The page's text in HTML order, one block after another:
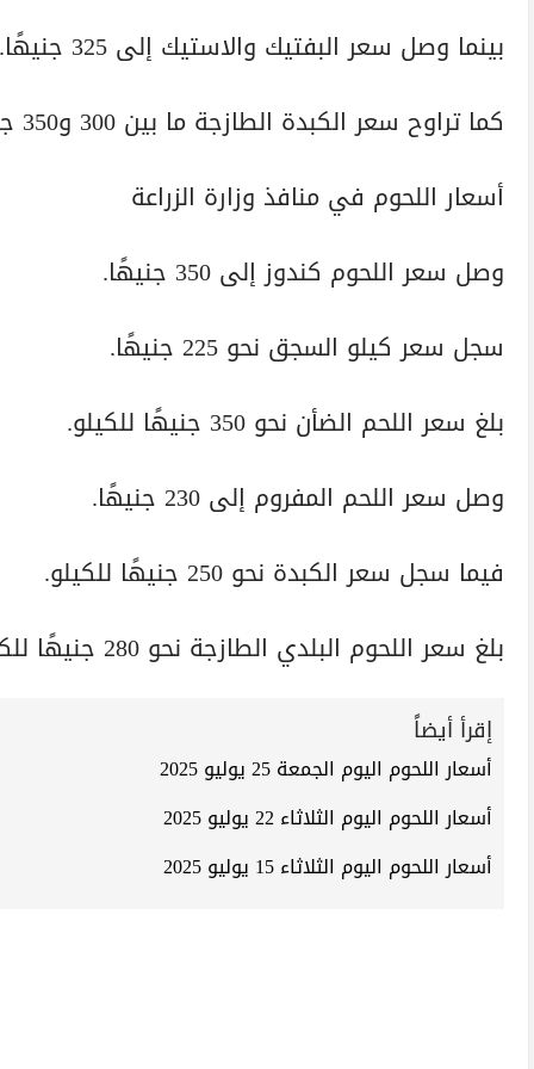
بينما وصل سعر البفتيك والاستيك إلى 325 جنيهًا.
كما تراوح سعر الكبدة الطازجة ما بين 300 و350 جنيهًا للكيلو.
أسعار اللحوم في منافذ وزارة الزراعة
وصل سعر اللحوم كندوز إلى 350 جنيهًا.
سجل سعر كيلو السجق نحو 225 جنيهًا.
بلغ سعر اللحم الضأن نحو 350 جنيهًا للكيلو.
وصل سعر اللحم المفروم إلى 230 جنيهًا.
فيما سجل سعر الكبدة نحو 250 جنيهًا للكيلو.
بلغ سعر اللحوم البلدي الطازجة نحو 280 جنيهًا للكيلو.
إقرأ أيضاً
أسعار اللحوم اليوم الجمعة 25 يوليو 2025
أسعار اللحوم اليوم الثلاثاء 22 يوليو 2025
أسعار اللحوم اليوم الثلاثاء 15 يوليو 2025